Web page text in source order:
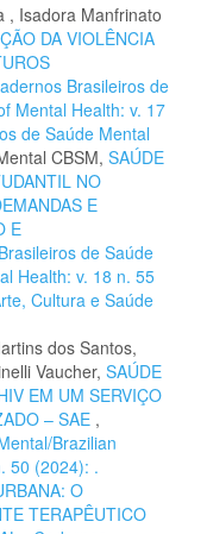
, Isadora Manfrinato
DA VIOLÊNCIA
Brasileiros de
Mental Health: v. 17
de Saúde Mental
CBSM, SAÚDE
NO
E
E
de Saúde
Health: v. 18 n. 55
Cultura e Saúde
dos Santos,
Vaucher, SAÚDE
EM UM SERVIÇO
– SAE ,
Brazilian
50 (2024): .
O
TERAPÊUTICO